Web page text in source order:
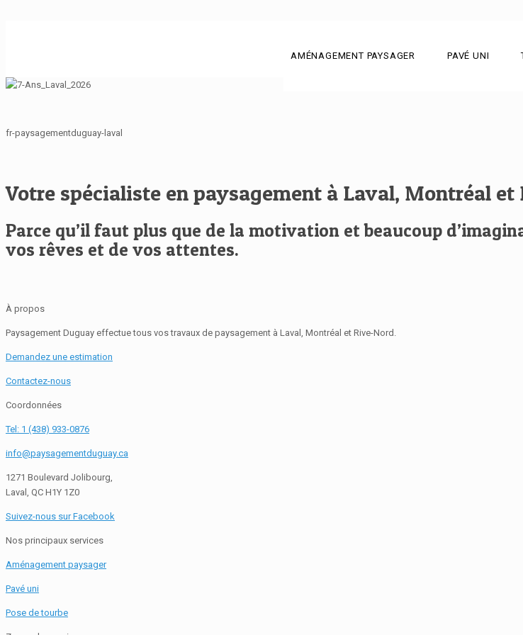
AMÉNAGEMENT PAYSAGER PAVÉ UNI
fr-paysagementduguay-laval
Votre spécialiste en paysagement à Laval, Montréal et
Parce qu’il faut plus que de la motivation et beaucoup
vos rêves et de vos attentes.
À propos
Paysagement Duguay effectue tous vos travaux de paysagement à Laval, Montréal et Rive-Nord.
Demandez une estimation
Contactez-nous
Coordonnées
Tel: 1 (438) 933-0876
info@paysagementduguay.ca
1271 Boulevard Jolibourg,
Laval, QC H1Y 1Z0
Suivez-nous sur Facebook
Nos principaux services
Aménagement paysager
Pavé uni
Pose de tourbe